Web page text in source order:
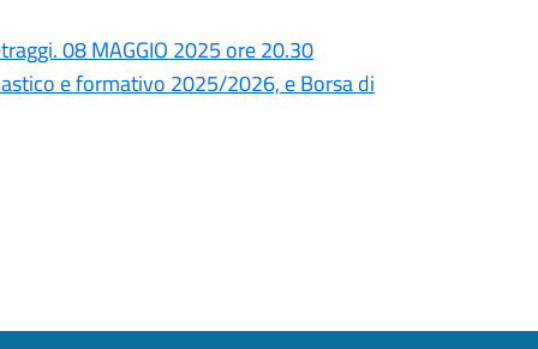
08 MAGGIO 2025 ore 20.30
e formativo 2025/2026, e Borsa di